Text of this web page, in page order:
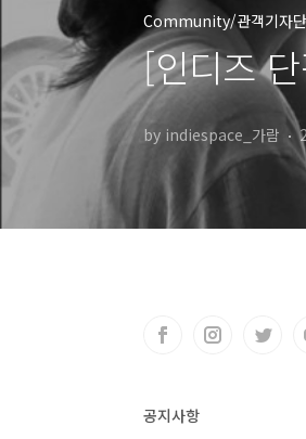
Community/관객기자
[인디즈
by indiespace_가람
공지사항